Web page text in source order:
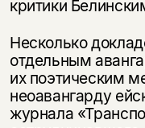
критики
Несколько
отдельным
их поэтическим
неоавангарду
журнала
Раз в неделю
о книгах и
За подписку
скидку 15%
Вы можете
уведомления,
на склад
электронный